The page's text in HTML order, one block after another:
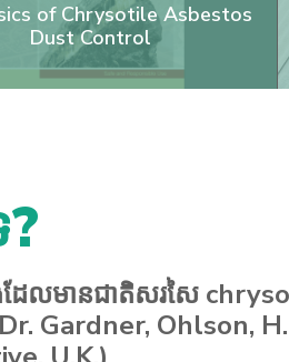
of Chrysotile Asbestos
Dust Control
ម៉ង់ដែលមានជាតិសរសៃ
Gardner, Ohlson,